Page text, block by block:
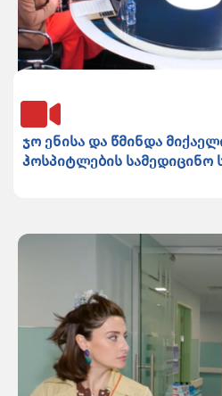
ჯო ენისა და წმინდა
ჰოსპიტლების სამედიცინო